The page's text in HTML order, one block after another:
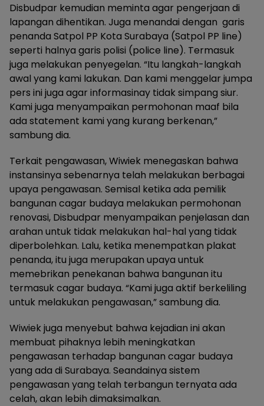
Disbudpar kemudian meminta agar pengerjaan di
lapangan dihentikan. Juga menandai dengan garis
penanda Satpol PP Kota Surabaya (Satpol PP line)
seperti halnya garis polisi (police line). Termasuk
juga melakukan penyegelan. “Itu langkah-langkah
awal yang kami lakukan. Dan kami menggelar jumpa
pers ini juga agar informasinay tidak simpang siur.
Kami juga menyampaikan permohonan maaf bila
ada statement kami yang kurang berkenan,”
sambung dia.
Terkait pengawasan, Wiwiek menegaskan bahwa
instansinya sebenarnya telah melakukan berbagai
upaya pengawasan. Semisal ketika ada pemilik
bangunan cagar budaya melakukan permohonan
renovasi, Disbudpar menyampaikan penjelasan dan
arahan untuk tidak melakukan hal-hal yang tidak
diperbolehkan. Lalu, ketika menempatkan plakat
penanda, itu juga merupakan upaya untuk
memebrikan penekanan bahwa bangunan itu
termasuk cagar budaya. “Kami juga aktif berkeliling
untuk melakukan pengawasan,” sambung dia.
Wiwiek juga menyebut bahwa kejadian ini akan
membuat pihaknya lebih meningkatkan
pengawasan terhadap bangunan cagar budaya
yang ada di Surabaya. Seandainya sistem
pengawasan yang telah terbangun ternyata ada
celah, akan lebih dimaksimalkan.